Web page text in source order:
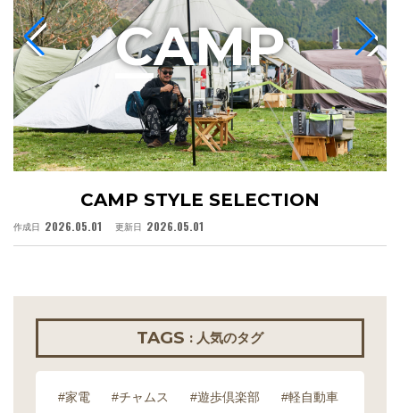
CAMP STYLE SELECTION
作成日 2026.05.01 更新日 2026.05.01
CAMP
TAGS : 人気のタグ
#家電 #チャムス #遊歩倶楽部
#軽自動車